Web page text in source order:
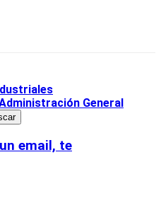
General
email, te